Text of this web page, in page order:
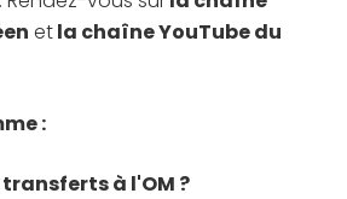
etla chaîne YouTube du
:
transferts à l'OM ?